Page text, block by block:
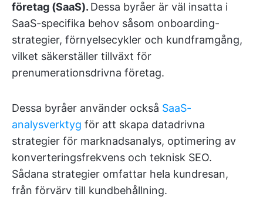
företag (SaaS). Dessa byråer är väl insatta i
SaaS-specifika behov såsom onboarding-
strategier, förnyelsecykler och kundframgång,
vilket säkerställer tillväxt för
prenumerationsdrivna företag.
Dessa byråer använder också SaaS-
analysverktyg för att skapa datadrivna
strategier för marknadsanalys, optimering av
konverteringsfrekvens och teknisk SEO.
Sådana strategier omfattar hela kundresan,
från förvärv till kundbehållning.